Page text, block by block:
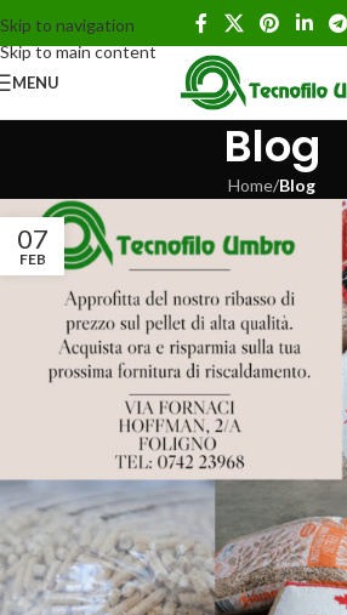
Skip to navigation
Skip to main content
MENU
Blog
Home/Blog
07
FEB